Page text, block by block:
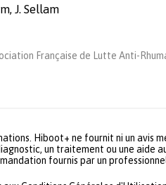
J. Sellam
Française de Lutte Anti-
Hiboot+ ne fournit ni un avis
un traitement ou une aide
fournis par un